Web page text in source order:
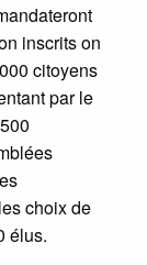
inscrits on
citoyens
par le
choix de
élus.